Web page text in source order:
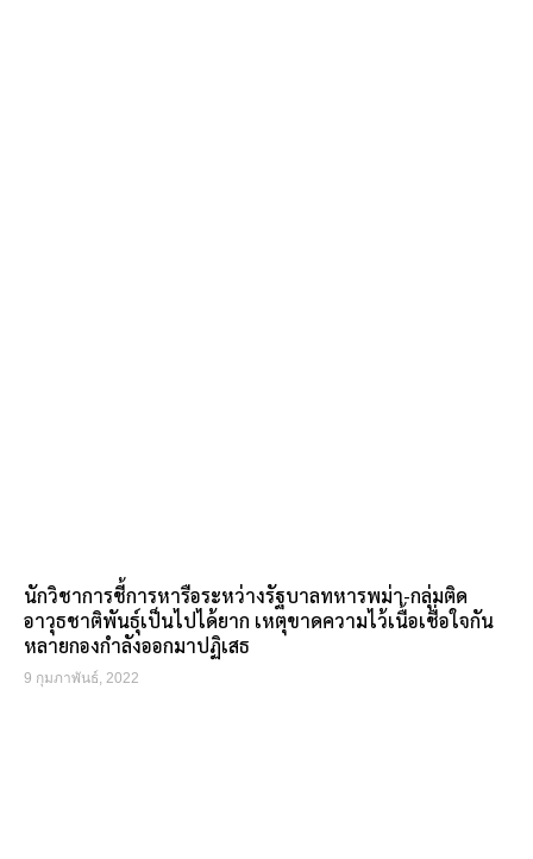
นักวิชาการชี้การหารือระหว่างรัฐบาลทหารพม่า-กลุ่มติด
อาวุธชาติพันธุ์เป็นไปได้ยาก เหตุขาดความไว้เนื้อเชื่อใจกัน
หลายกองกำลังออกมาปฏิเสธ
9 กุมภาพันธ์, 2022